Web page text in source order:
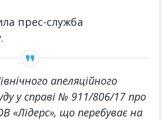
прес-служба
апеляційного
у справі № 911/806/17 про
«Лідерс», що перебуває на